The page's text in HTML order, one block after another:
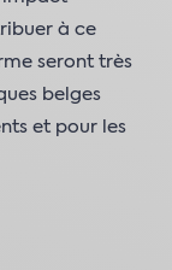
à ce
seront très
belges
et pour les